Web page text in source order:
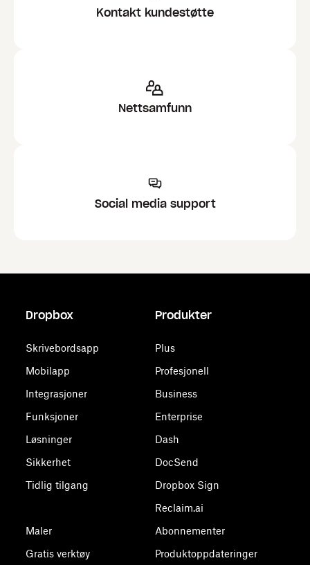
Kontakt kundestøtte
Nettsamfunn
Social media support
Dropbox
Skrivebordsapp
Mobilapp
Integrasjoner
Funksjoner
Løsninger
Sikkerhet
Tidlig tilgang
Maler
Gratis verktøy
Produkter
Plus
Profesjonell
Business
Enterprise
Dash
DocSend
Dropbox Sign
Reclaim.ai
Abonnementer
Produktoppdateringer